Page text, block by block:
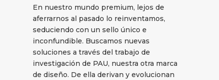
En nuestro mundo premium, lejos de
aferrarnos al pasado lo reinventamos,
seduciendo con un sello único e
inconfundible. Buscamos nuevas
soluciones a través del trabajo de
investigación de PAU, nuestra otra marca
de diseño. De ella derivan y evolucionan